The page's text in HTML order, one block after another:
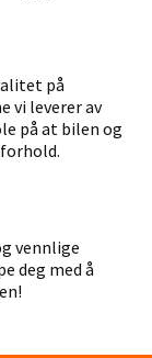
på
vi leverer av
på at bilen og
vennlige
deg med å